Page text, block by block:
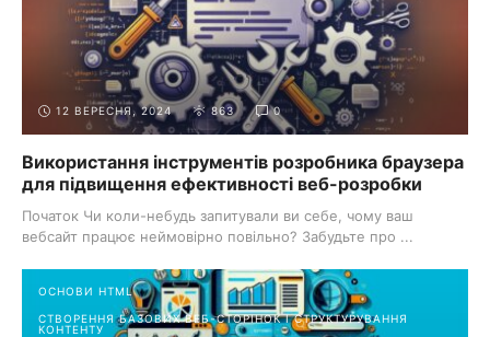
12 ВЕРЕСНЯ, 2024 863 0
Використання інструментів розробника браузера
для підвищення ефективності веб-розробки
Початок Чи коли-небудь запитували ви себе, чому ваш
вебсайт працює неймовірно повільно? Забудьте про ...
ОСНОВИ HTML
СТВОРЕННЯ БАЗОВИХ ВЕБ-СТОРІНОК І СТРУКТУРУВАННЯ
КОНТЕНТУ